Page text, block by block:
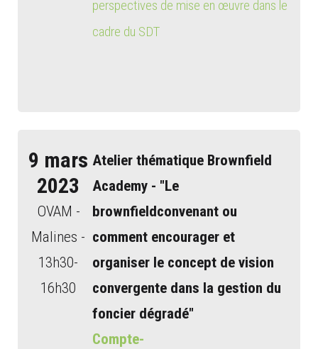
perspectives de mise en œuvre dans le
cadre du SDT
9 mars
2023
OVAM -
Malines -
13h30-
16h30
Atelier thématique Brownfield
Academy - "Le
brownfieldconvenant ou
comment encourager et
organiser le concept de vision
convergente dans la gestion du
foncier dégradé"
Compte-